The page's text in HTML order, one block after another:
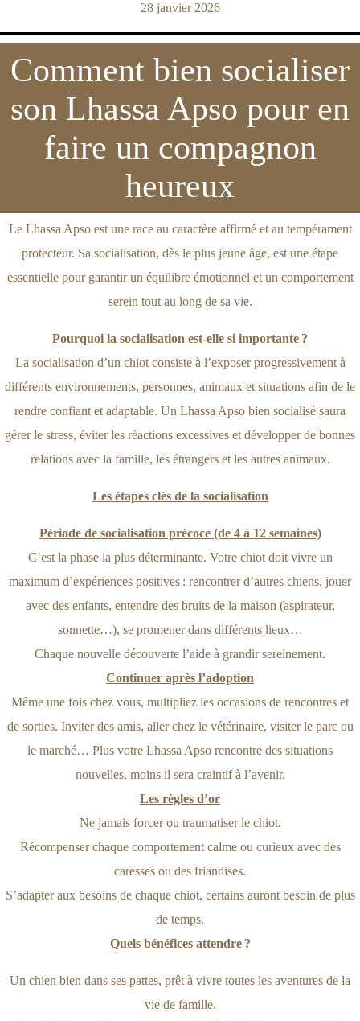
28 janvier 2026
Comment bien socialiser
son Lhassa Apso pour en
faire un compagnon
heureux
Le Lhassa Apso est une race au caractère affirmé et au tempérament
protecteur. Sa socialisation, dès le plus jeune âge, est une étape
essentielle pour garantir un équilibre émotionnel et un comportement
serein tout au long de sa vie.
Pourquoi la socialisation est-elle si importante ?
La socialisation d’un chiot consiste à l’exposer progressivement à
différents environnements, personnes, animaux et situations afin de le
rendre confiant et adaptable. Un Lhassa Apso bien socialisé saura
gérer le stress, éviter les réactions excessives et développer de bonnes
relations avec la famille, les étrangers et les autres animaux.
Les étapes clés de la socialisation
Période de socialisation précoce (de 4 à 12 semaines)
C’est la phase la plus déterminante. Votre chiot doit vivre un
maximum d’expériences positives : rencontrer d’autres chiens, jouer
avec des enfants, entendre des bruits de la maison (aspirateur,
sonnette…), se promener dans différents lieux…
Chaque nouvelle découverte l’aide à grandir sereinement.
Continuer après l’adoption
Même une fois chez vous, multipliez les occasions de rencontres et
de sorties. Inviter des amis, aller chez le vétérinaire, visiter le parc ou
le marché… Plus votre Lhassa Apso rencontre des situations
nouvelles, moins il sera craintif à l’avenir.
Les règles d’or
Ne jamais forcer ou traumatiser le chiot.
Récompenser chaque comportement calme ou curieux avec des
caresses ou des friandises.
S’adapter aux besoins de chaque chiot, certains auront besoin de plus
de temps.
Quels bénéfices attendre ?
Un chien bien dans ses pattes, prêt à vivre toutes les aventures de la
vie de famille.